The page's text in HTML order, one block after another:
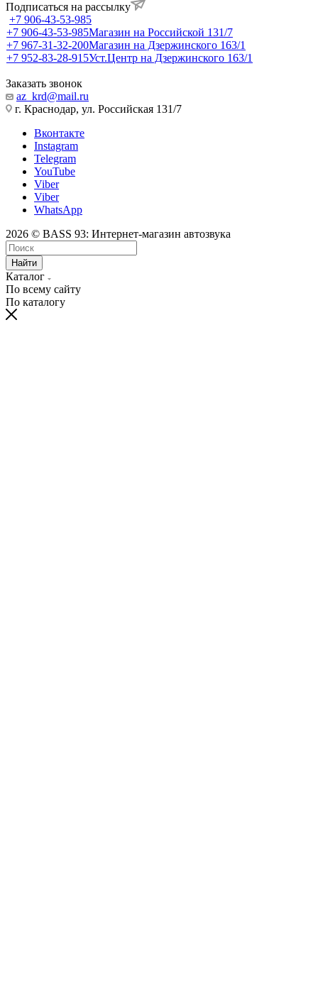
Подписаться на рассылку
+7 906-43-53-985
+7 906-43-53-985Магазин на Российской 131/7
+7 967-31-32-200Магазин на Дзержинского 163/1
+7 952-83-28-915Уст.Центр на Дзержинского 163/1
Заказать звонок
az_krd@mail.ru
г. Краснодар, ул. Российская 131/7
Вконтакте
Instagram
Telegram
YouTube
Viber
Viber
WhatsApp
2026 © BASS 93: Интернет-магазин автозвука
Найти
Каталог
По всему сайту
По каталогу